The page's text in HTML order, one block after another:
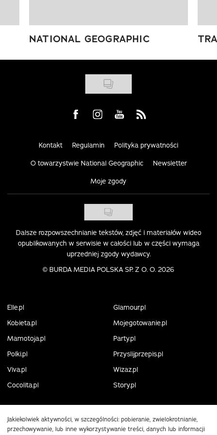
NATIONAL GEOGRAPHIC
Visit us on Facebook
Visit us on Instagram
Visit us on Youtube
Visit us on Rss
Kontakt Regulamin Polityka prywatności
O towarzystwie National Geographic Newsletter
Moje zgody
Dalsze rozpowszechnianie tekstów, zdjęć i materiałów wideo
opublikowanych w serwisie w całości lub w części wymaga
uprzedniej zgody wydawcy.
© BURDA MEDIA POLSKA SP. Z O. O. 2026
Elle.pl
Glamour.pl
Kobieta.pl
Mojegotowanie.pl
Mamotoja.pl
Party.pl
Polki.pl
Przyslijprzepis.pl
Viva.pl
Wizaz.pl
Cocolita.pl
Story.pl
Jakiekolwiek aktywności, w szczególności: pobieranie, zwielokrotnianie,
przechowywanie, lub inne wykorzystywanie treści, danych lub informacji